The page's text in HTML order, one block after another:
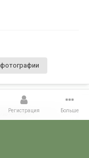
0
Регистрация Больше